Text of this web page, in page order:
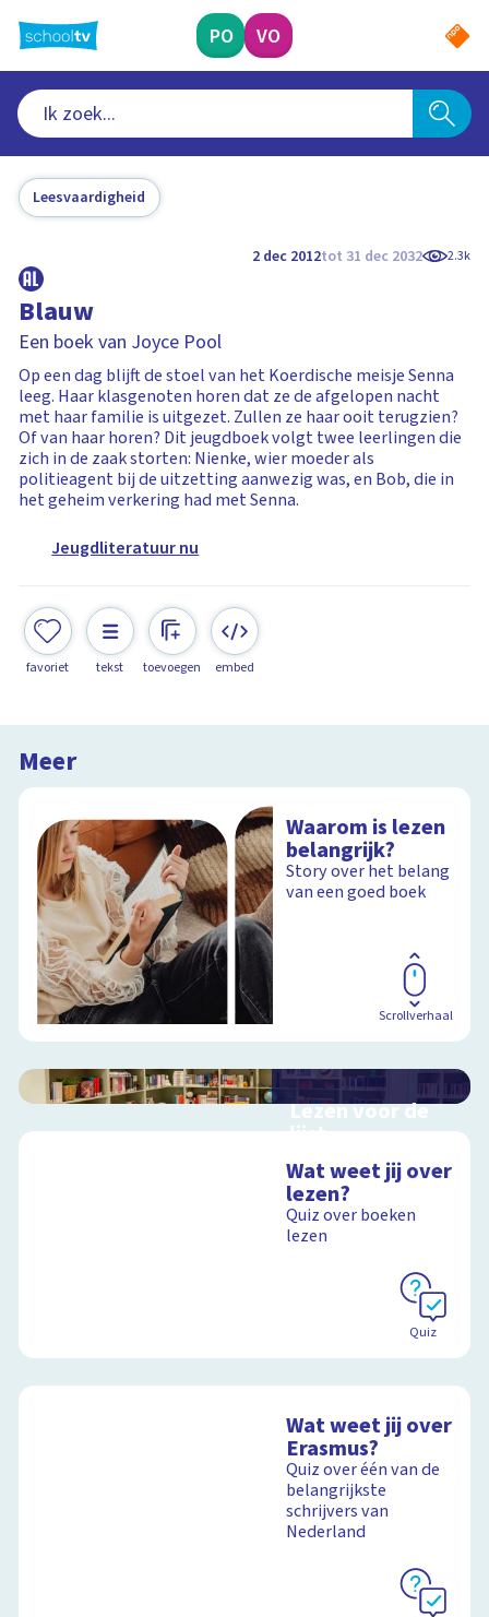
naar
hoofdinhoud
PO VO
Leesvaardigheid
2 dec 2012tot 31 dec 2032 2.3k
Blauw
Een boek van Joyce Pool
Op een dag blijft de stoel van het Koerdische meisje Senna
leeg. Haar klasgenoten horen dat ze de afgelopen nacht
met haar familie is uitgezet. Zullen ze haar ooit terugzien?
Of van haar horen? Dit jeugdboek volgt twee leerlingen die
zich in de zaak storten: Nienke, wier moeder als
politieagent bij de uitzetting aanwezig was, en Bob, die in
het geheim verkering had met Senna.
Jeugdliteratuur nu
favoriet tekst toevoegen embed
Meer
Waarom is lezen
belangrijk?
Story over het belang
van een goed boek
Scrollverhaal
Lezen voor de
lijst
uitzoeken van een
boek voor de leeslijst
Schoolplaat
Wat weet jij over
lezen?
Quiz over boeken
lezen
Quiz
Wat weet jij over
Erasmus?
Quiz over één van de
belangrijkste
schrijvers van
Nederland